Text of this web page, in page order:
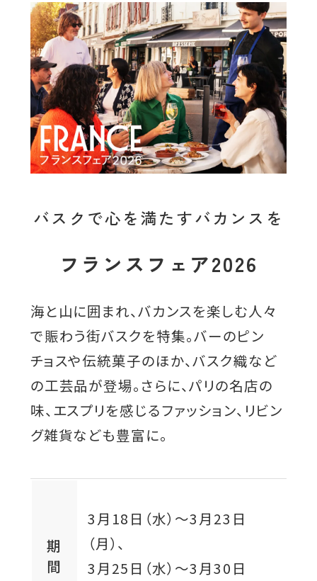
バスクで心を満たすバカンスを
フランスフェア2026
海と山に囲まれ、バカンスを楽しむ人々
で賑わう街バスクを特集。バーのピン
チョスや伝統菓子のほか、バスク織など
の工芸品が登場。さらに、パリの名店の
味、エスプリを感じるファッション、リビン
グ雑貨なども豊富に。
期
間
3月18日（水） ～3月23日
（月） 、
3月25日（水） ～3月30日